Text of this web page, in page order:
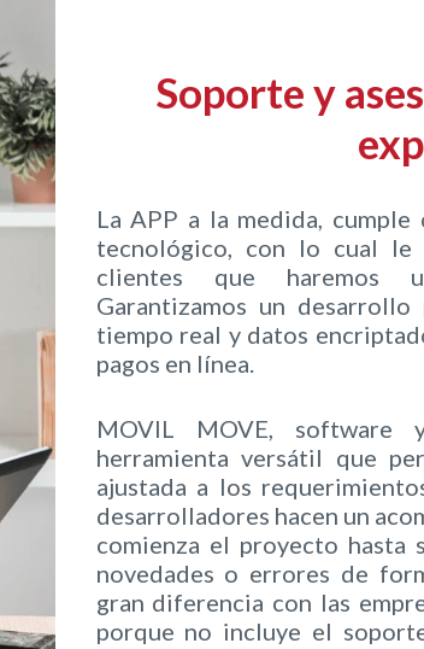
Soporte y
La APP a la medida,
tecnológico, con lo cual le
clientes que haremos
Garantizamos un desarrollo
tiempo real y datos
pagos en línea.
MOVIL MOVE,
herramienta versátil que
ajustada a los
desarrolladores hacen un
comienza el proyecto hasta
novedades o errores de
gran diferencia con las
porque no incluye el